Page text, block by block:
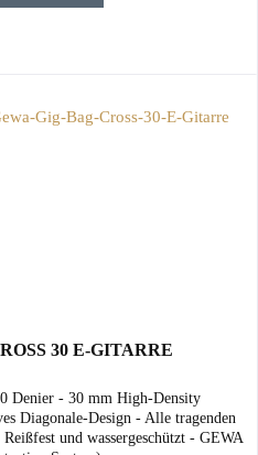
30 E-GITARRE
Denier - 30 mm High-Density
Diagonale-Design - Alle tragenden
und wassergeschützt - GEWA